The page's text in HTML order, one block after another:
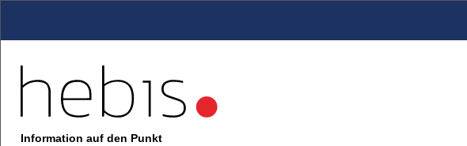
Information auf den Punkt